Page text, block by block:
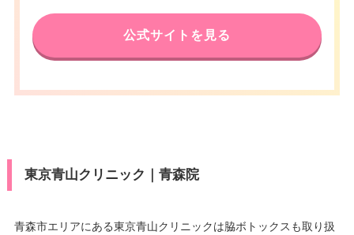
公式サイトを見る
東京青山クリニック｜青森院
青森市エリアにある東京青山クリニックは脇ボトックスも取り扱